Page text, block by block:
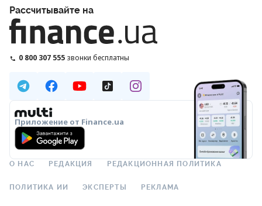
Рассчитывайте на
0 800 307 555 звонки бесплатны
Приложение от Finance.ua
О НАС РЕДАКЦИЯ РЕДАКЦИОННАЯ ПОЛИТИКА
ПОЛИТИКА ИИ ЭКСПЕРТЫ РЕКЛАМА